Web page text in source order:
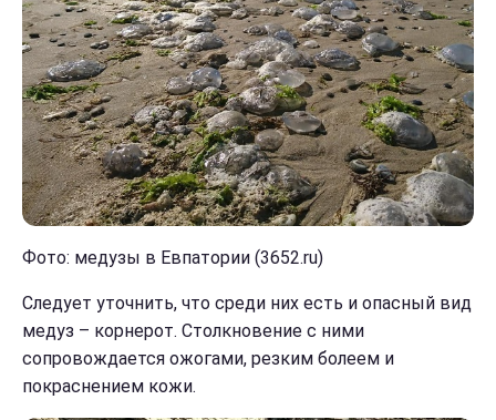
Фото: медузы в Евпатории (3652.ru)
Следует уточнить, что среди них есть и опасный вид
медуз – корнерот. Столкновение с ними
сопровождается ожогами, резким болеем и
покраснением кожи.